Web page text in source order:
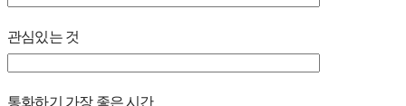
관심있는 것
통화하기 가장 좋은 시간